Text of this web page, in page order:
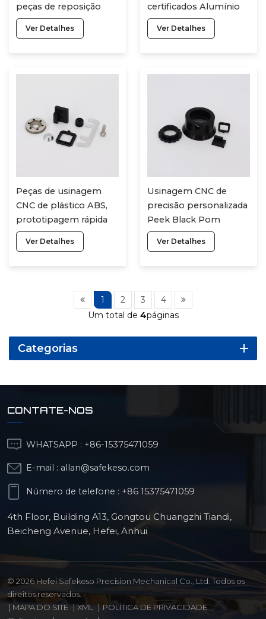
peças de reposição
personalização CNC
usinagem peças
Ver Detalhes
certificados Alumínio
Titânio Latão Aço
inoxidável
de usinagem CNC
Ver Detalhes
Peças de usinagem
CNC de plástico ABS,
prototipagem rápida
de aço inoxidável,
serviços de
personalizados
Ver Detalhes
Usinagem CNC de
precisão personalizada
Peek Black Pom
Uhmw Acrílico Tingido
Nylon Pvc Ptfe Pmma
Ver Detalhes
1 2 3
4
Um total de 4páginas
Categorias
CONTATE-NOS
WHATSAPP : +86-15375471059
E-mail : allan@safekeso.com
Número de telefone : +86 15375471059
4th Floor, Building A13, Gongtou Chuangzhi Tiandi,
Beicheng Avenue, Hefei, Anhui
© 2026 Hefei Safekeso Precision Mechanical Co., Ltd. Todos os
direitos reservados.
| MAPA DO SITE | XML | POLÍTICA DE PRIVACIDADE